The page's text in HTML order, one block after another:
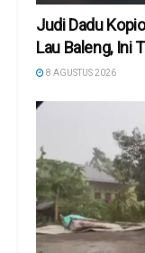
Judi Dadu
Lau Baleng, Ini
8 AGUSTUS 2026